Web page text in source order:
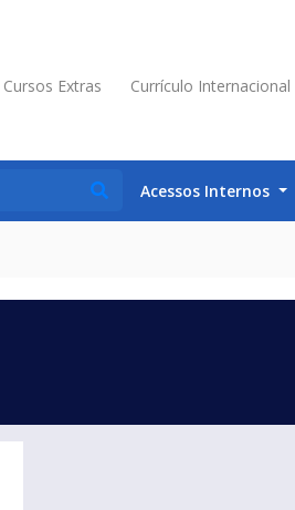
Cursos Extras Currículo Internacional
Acessos Internos